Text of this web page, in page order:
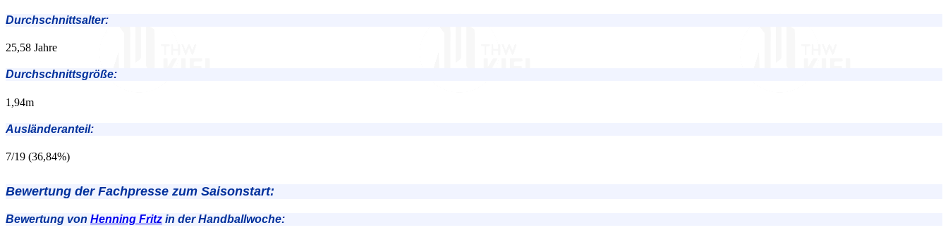
Durchschnittsalter:
25,58 Jahre
Durchschnittsgröße:
1,94m
Ausländeranteil:
7/19 (36,84%)
Bewertung der Fachpresse zum Saisonstart:
Bewertung von Henning Fritz in der Handballwoche: